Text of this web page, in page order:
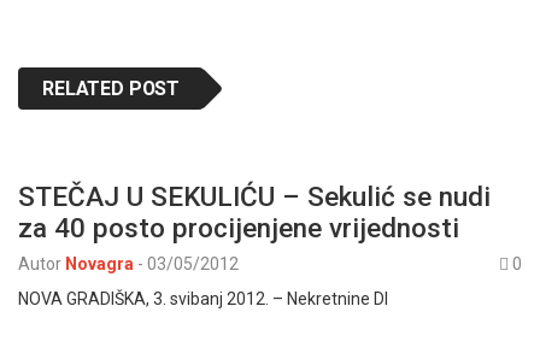
RELATED POST
STEČAJ U SEKULIĆU – Sekulić se nudi
za 40 posto procijenjene vrijednosti
Autor Novagra - 03/05/2012
0
NOVA GRADIŠKA, 3. svibanj 2012. – Nekretnine DI